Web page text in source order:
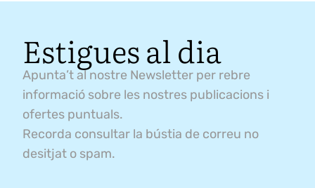
Estigues al dia
Apunta’t al nostre Newsletter per rebre
informació sobre les nostres publicacions i
ofertes puntuals.
Recorda consultar la bústia de correu no
desitjat o spam.